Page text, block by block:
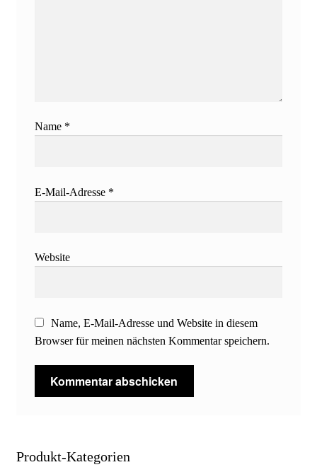
Name *
E-Mail-Adresse *
Website
Name, E-Mail-Adresse und Website in diesem
Browser für meinen nächsten Kommentar speichern.
Produkt-Kategorien